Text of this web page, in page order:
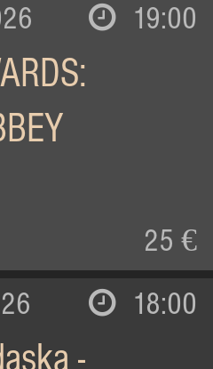
19:00
25 €
18:00
-